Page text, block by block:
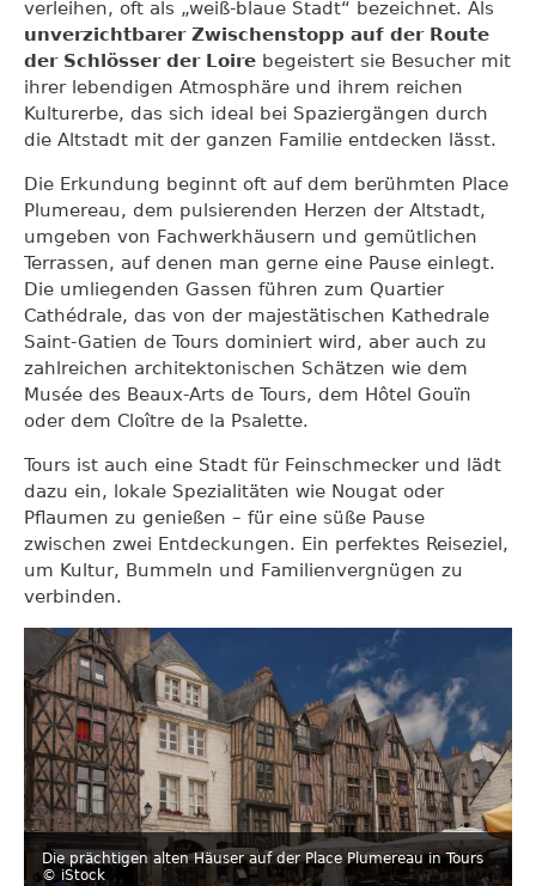
verleihen, oft als „weiß-blaue Stadt“ bezeichnet. Als
unverzichtbarer Zwischenstopp auf der Route
der Schlösser der Loire begeistert sie Besucher mit
ihrer lebendigen Atmosphäre und ihrem reichen
Kulturerbe, das sich ideal bei Spaziergängen durch
die Altstadt mit der ganzen Familie entdecken lässt.
Die Erkundung beginnt oft auf dem berühmten Place
Plumereau, dem pulsierenden Herzen der Altstadt,
umgeben von Fachwerkhäusern und gemütlichen
Terrassen, auf denen man gerne eine Pause einlegt.
Die umliegenden Gassen führen zum Quartier
Cathédrale, das von der majestätischen Kathedrale
Saint-Gatien de Tours dominiert wird, aber auch zu
zahlreichen architektonischen Schätzen wie dem
Musée des Beaux-Arts de Tours, dem Hôtel Gouïn
oder dem Cloître de la Psalette.
Tours ist auch eine Stadt für Feinschmecker und lädt
dazu ein, lokale Spezialitäten wie Nougat oder
Pflaumen zu genießen – für eine süße Pause
zwischen zwei Entdeckungen. Ein perfektes Reiseziel,
um Kultur, Bummeln und Familienvergnügen zu
verbinden.
Die prächtigen alten Häuser auf der Place Plumereau in Tours
© iStock